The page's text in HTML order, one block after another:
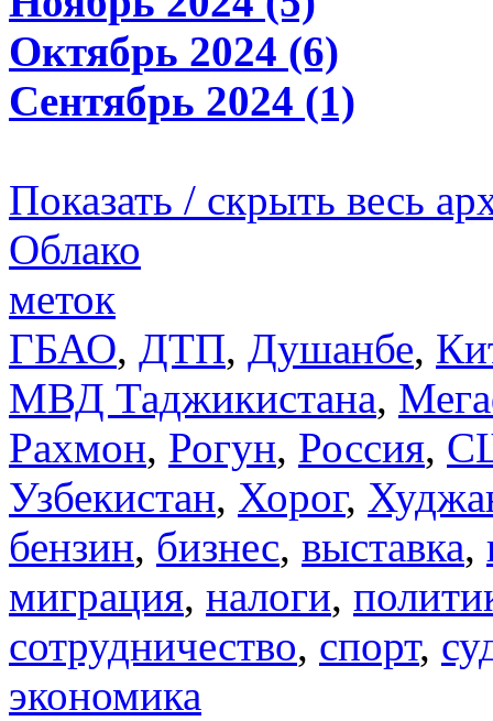
Октябрь 2024 (6)
Сентябрь 2024 (1)
Показать / скрыть весь
Облако
меток
ГБАО, ДТП, Душанбе,
МВД Таджикистана,
Рахмон, Рогун, Россия,
Узбекистан, Хорог,
бензин, бизнес, выставка,
миграция, налоги,
сотрудничество, спорт,
экономика